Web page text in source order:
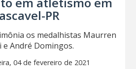
PR
os medalhistas Maurren
e André Domingos.
04 de fevereiro de 2021